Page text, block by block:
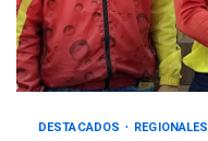
DESTACADOS REGIONALES